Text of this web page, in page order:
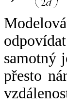
samotný
přesto